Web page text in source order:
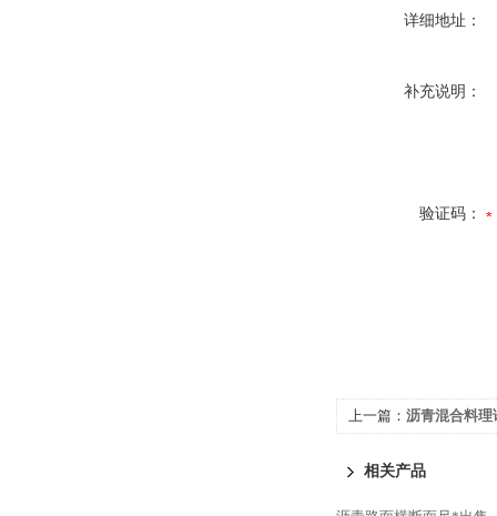
详细地址：
补充说明：
验证码：
上一篇： 沥青混合料理
相关产品